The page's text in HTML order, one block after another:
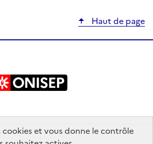
cookies et vous donne le contrôle
Haut de page